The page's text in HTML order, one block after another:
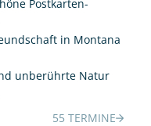
Postkarten-
in Montana
unberührte Natur
55 TERMINE